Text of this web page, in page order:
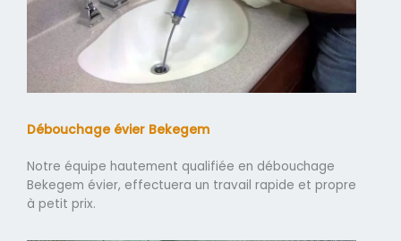
Débouchage évier Bekegem
Notre équipe hautement qualifiée en débouchage
Bekegem évier, effectuera un travail rapide et propre
à petit prix.